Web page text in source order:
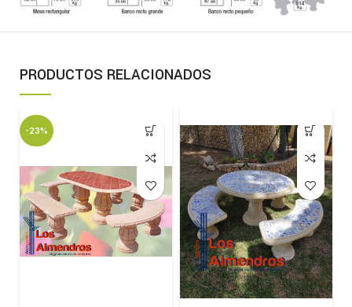
PRODUCTOS RELACIONADOS
-23%